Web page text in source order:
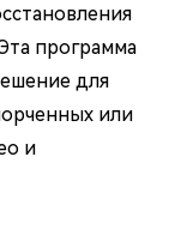
программа
для
или
и